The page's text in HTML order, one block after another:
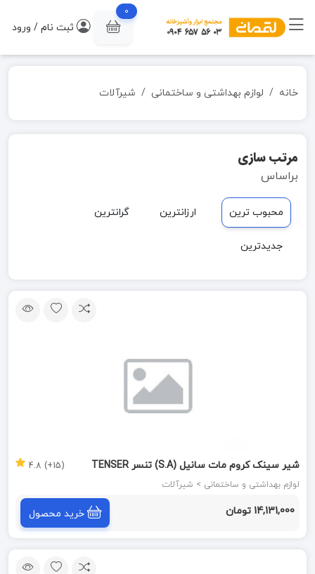
0
ثبت نام / ورود
خانه لوازم بهداشتی و ساختمانی شیرآلات
مرتب سازی
براساس
محبوب ترین ارزانترین گرانترین
جدیدترین
شیر سینک کروم مات سانیل (S.A) تنسر TENSER
لوازم بهداشتی و ساختمانی > شیرآلات
(15+) 4.8
14,131,000 تومان خرید محصول